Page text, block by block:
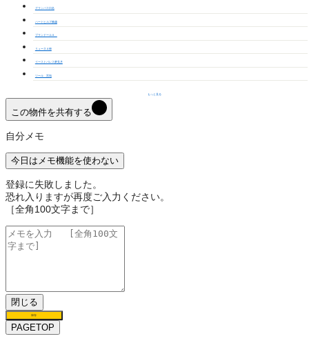
グランパス日名
ハートヒルズ舳越
プランドールＡ
リューネＡ棟
イーストパレス夢見月
ツール 宮地
もっと見る
この物件を共有する
自分メモ
今日はメモ機能を使わない
登録に失敗しました。
恐れ入りますが再度ご入力ください。
［全角100文字まで］
閉じる
保存
PAGETOP